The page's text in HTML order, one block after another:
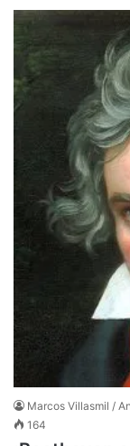
Marcos Villasmil /
164